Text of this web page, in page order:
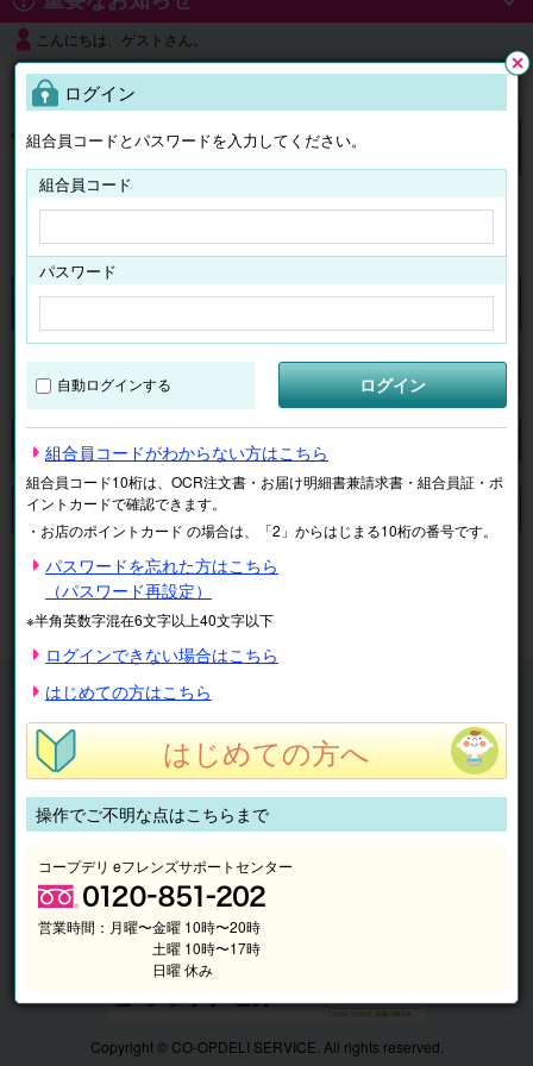
こんにちは、ゲストさん。
よくある質問
ログイン
チケット マイページ
検索
申し訳ございません。 現在、該当商品は、お取扱いしておりません。
マイページ 注文履歴
抽選結果
請求内容
チケット
くらしのサービス
このサイトの使い方
マイページ
Copyright © CO-OPDELI SERVICE. All rights reserved.
ログイン
組合員コードとパスワードを入力してください。
組合員コード
パスワード
自動ログインする ログイン
組合員コードがわからない方はこちら
組合員コード10桁は、OCR注文書・お届け明細書兼請求書・組合員証・ポ
イントカードで確認できます。
・お店のポイントカード の場合は、「2」からはじまる10桁の番号です。
パスワードを忘れた方はこちら
（パスワード再設定）
※半角英数字混在6文字以上40文字以下
ログインできない場合はこちら
はじめての方はこちら
はじめての方へ
操作でご不明な点はこちらまで
コープデリ eフレンズサポートセンター
営業時間： 月曜〜金曜 10時〜20時
土曜 10時〜17時
日曜 休み